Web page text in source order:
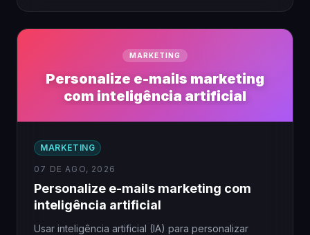
MARKETING
Personalize e-mails marketing
com inteligência artificial
MARKETING
07 DE AGO, 2026
Personalize e-mails marketing com
inteligência artificial
Usar inteligência artificial (IA) para personalizar